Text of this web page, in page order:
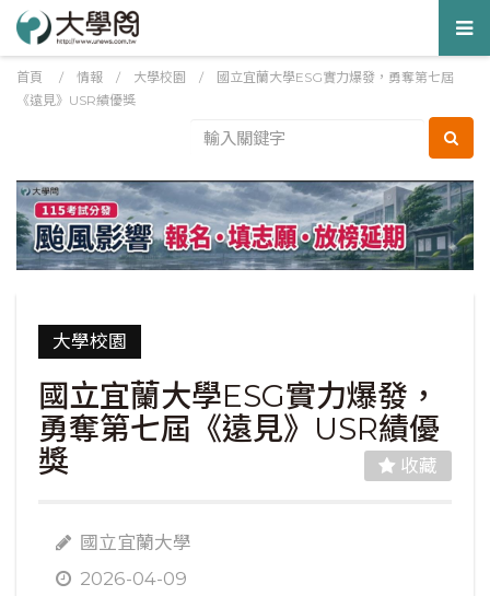
首頁 / 情報 / 大學校園 /
國立宜蘭大學ESG實力爆發，勇奪第七屆
《遠見》USR績優獎
大學校園
國立宜蘭大學ESG實力爆發，
勇奪第七屆《遠見》USR績優
獎
收藏
國立宜蘭大學
2026-04-09